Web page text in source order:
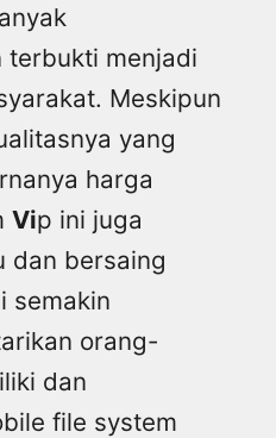
terbukti menjadi
Meskipun
yang
harga
Vip ini juga
dan bersaing
semakin
orang-
dan
file system